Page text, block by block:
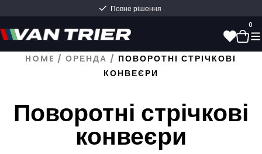
Швидка доставка прямо зі складу
0
HOME /ОРЕНДА / ПОВОРОТНІ СТРІЧКОВІ
КОНВЕЄРИ
Поворотні стрічкові
конвеєри